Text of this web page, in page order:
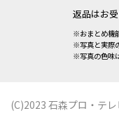
返品はお
※おまとめ機
※写真と実際
※写真の色味
(C)2023 石森プロ・テ